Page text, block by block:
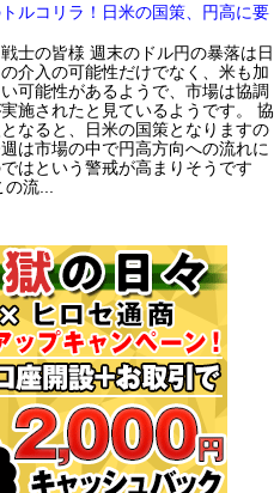
ルコリラ！日米の国策、円高に要
士の皆様 週末のドル円の暴落は日
介入の可能性だけでなく、米も加
可能性があるようで、市場は協調
施されたと見ているようです。 協
なると、日米の国策となりますの
は市場の中で円高方向への流れに
はという警戒が高まりそうです
の流...